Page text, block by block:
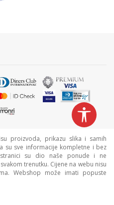
proizvoda, prikazu slika i samih
su sve informacije kompletne i bez
su dio naše ponude i ne
trenutku. Cijene na webu nisu
Webshop može imati popuste